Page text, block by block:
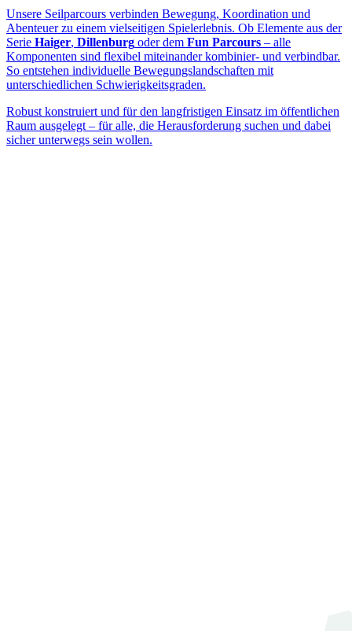
Unsere Seilparcours verbinden Bewegung, Koordination und
Abenteuer zu einem vielseitigen Spielerlebnis. Ob Elemente aus der
Serie Haiger, Dillenburg oder dem Fun Parcours – alle
Komponenten sind flexibel miteinander kombinier- und verbindbar.
So entstehen individuelle Bewegungslandschaften mit
unterschiedlichen Schwierigkeitsgraden.
Robust konstruiert und für den langfristigen Einsatz im öffentlichen
Raum ausgelegt – für alle, die Herausforderung suchen und dabei
sicher unterwegs sein wollen.